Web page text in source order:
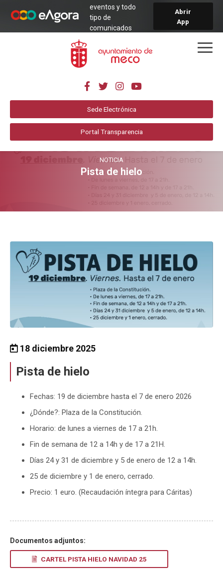
eventos y todo
tipo de
comunicados
forma sencilla y
directa.
Abrir
App
Sede Electrónica
Portal Transparencia
NOTICIA
Pista de hielo
18 diciembre 2025
Pista de hielo
Fechas: 19 de diciembre hasta el 7 de enero 2026
¿Dónde?: Plaza de la Constitución.
Horario: de lunes a viernes de 17 a 21h.
Fin de semana de 12 a 14h y de 17 a 21H.
Días 24 y 31 de diciembre y 5 de enero de 12 a 14h.
25 de diciembre y 1 de enero, cerrado.
Precio: 1 euro. (Recaudación íntegra para Cáritas)
Documentos adjuntos:
CARTEL PISTA HIELO NAVIDAD 25